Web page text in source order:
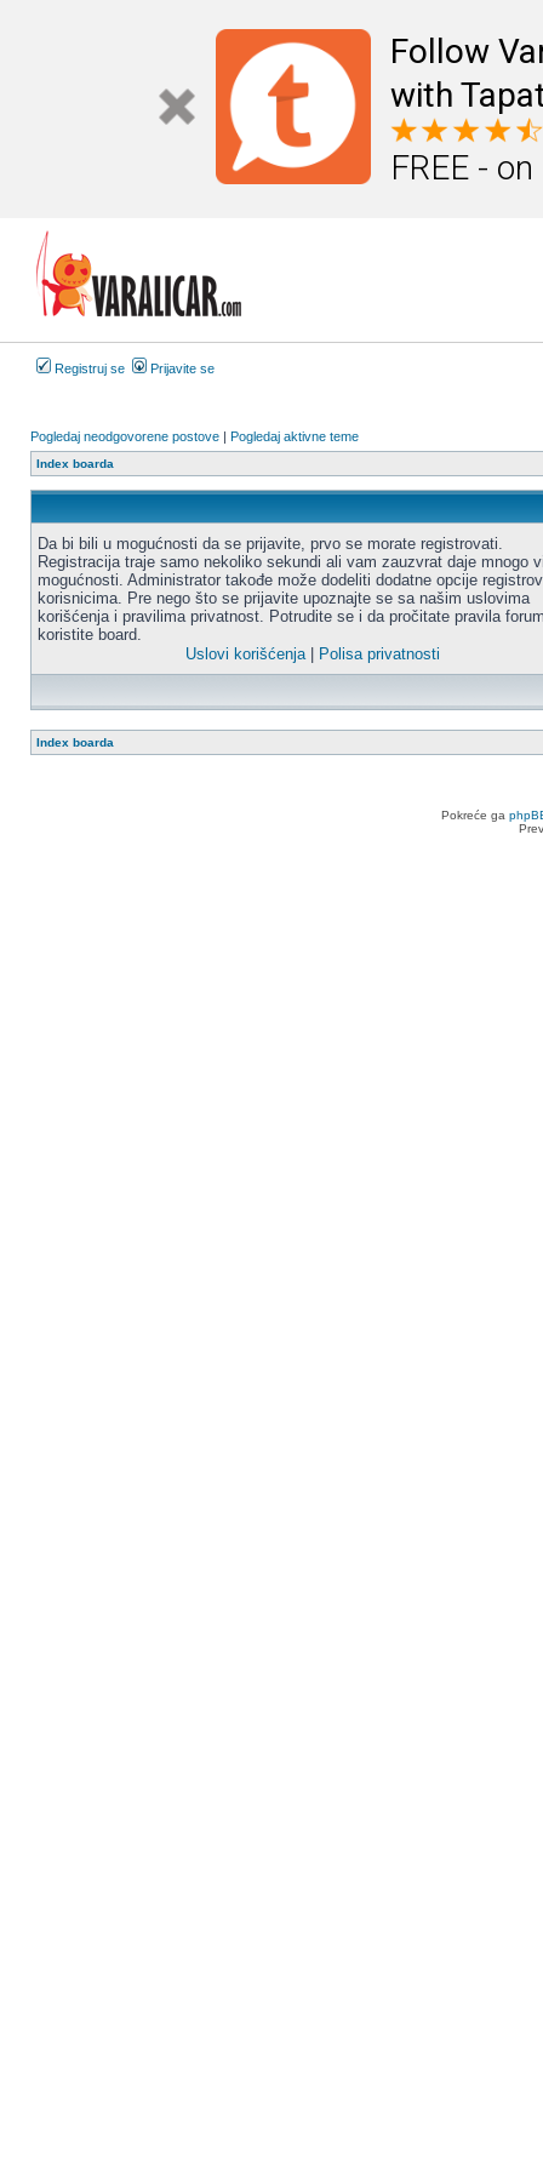
Follow
with
FREE -
Registruj se Prijavite se
Pogledaj neodgovorene postove | Pogledaj aktivne teme
Index boarda
Da bi bili u mogućnosti da se prijavite, prvo se morate registrovati.
Registracija traje samo nekoliko sekundi ali vam zauzvrat daje mnogo
mogućnosti. Administrator takođe može dodeliti dodatne opcije
korisnicima. Pre nego što se prijavite upoznajte se sa našim uslovima
korišćenja i pravilima privatnost. Potrudite se i da pročitate pravila
koristite board.
Uslovi korišćenja| Polisa privatnosti
Index boarda
Pokreće ga